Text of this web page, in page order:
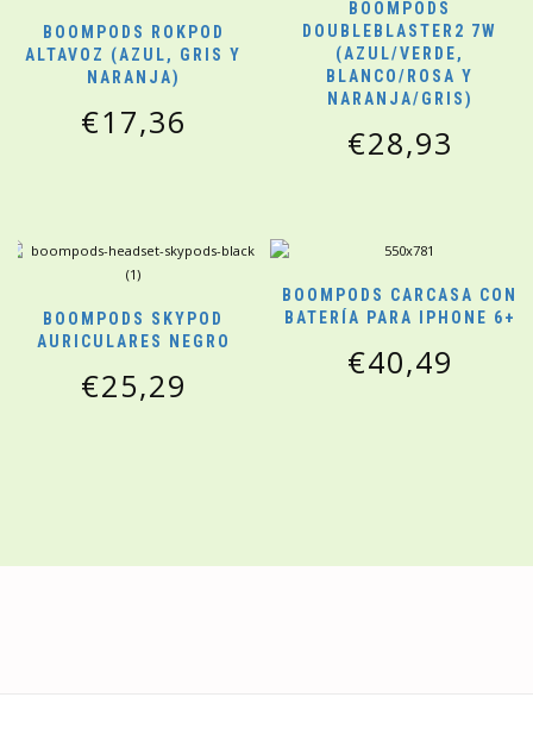
BOOMPODS ROKPOD
ALTAVOZ (AZUL, GRIS Y
NARANJA)
€17,36
BOOMPODS
DOUBLEBLASTER2 7W
(AZUL/VERDE,
BLANCO/ROSA Y
NARANJA/GRIS)
€28,93
BOOMPODS SKYPOD
AURICULARES NEGRO
€25,29
BOOMPODS CARCASA CON
BATERÍA PARA IPHONE 6+
€40,49